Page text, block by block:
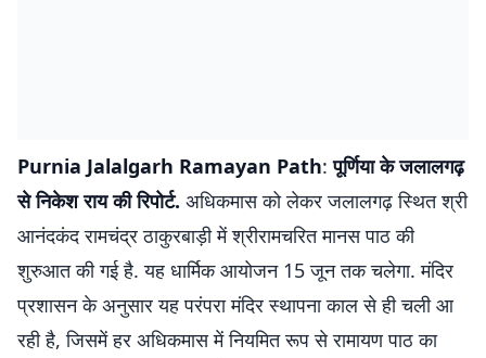
Purnia Jalalgarh Ramayan Path:पूर्णिया के जलालगढ़
से निकेश राय की रिपोर्ट. अधिकमास को लेकर जलालगढ़ स्थित श्री
आनंदकंद रामचंद्र ठाकुरबाड़ी में श्रीरामचरित मानस पाठ की
शुरुआत की गई है. यह धार्मिक आयोजन 15 जून तक चलेगा. मंदिर
प्रशासन के अनुसार यह परंपरा मंदिर स्थापना काल से ही चली आ
रही है, जिसमें हर अधिकमास में नियमित रूप से रामायण पाठ का